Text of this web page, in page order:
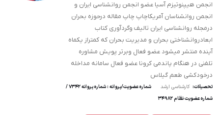
انجمن هیپنوتیزم آسیا عضو انجمن روانشناسی ایران و
انجمن روانشناسان آمریکاچاپ چاپ مقاله درحوزه بحران
درمجله روانشناسی ایران تالیف وگردآوری کتاب
ابعادروانشناختی بحران و مدیریت بحران که کمتراز یکماه
آینده منتشر میشود عضو فعال وبرتر پویش مشاوره
تلفنی در هنگام پاندمی کرونا عضو فعال سامانه مداخله
درخودکشی طعم گیلاس
تحصیلات: کارشناسی ارشد
شماره عضویت/پروانه : شماره پروانه 7342 /
شماره عضویت نظام 34982